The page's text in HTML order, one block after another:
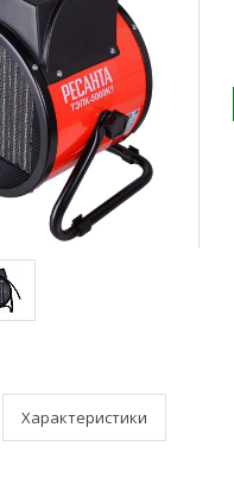
Характеристики